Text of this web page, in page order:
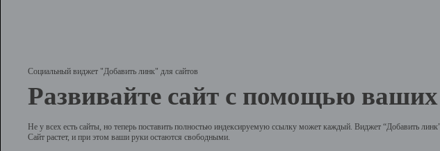
Социальный виджет "Добавить линк" для сайтов
Развивайте сайт с помощью ваших
Не у всех есть сайты, но теперь поставить полностью индексируемую ссылку может каждый. Виджет “Добавить
Сайт растет, и при этом ваши руки остаются свободными.